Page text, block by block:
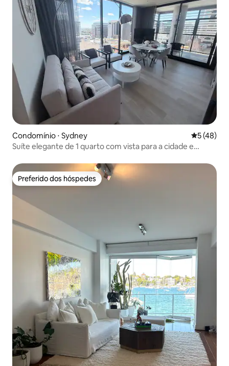
Condomínio ⋅ Sydney 5 de uma
5 (48)
Suíte elegante de 1 quarto com vista para a cidade e
Preferido dos hóspedes
Preferido dos hóspedes